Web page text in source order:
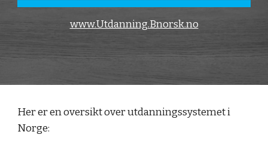
www.Utdanning.Bnorsk.no
Her er en oversikt over utdanningssystemet i
Norge: